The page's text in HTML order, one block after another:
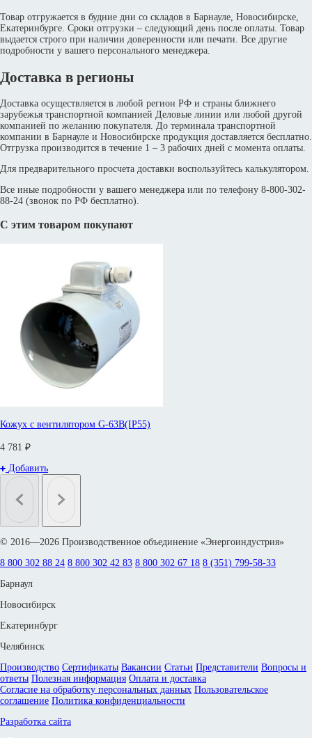
Товар отгружается в будние дни со складов в Барнауле, Новосибирске,
Екатеринбурге. Сроки отгрузки – следующий день после оплаты. Товар
выдается строго при наличии доверенности или печати. Все другие
подробности у вашего персонального менеджера.
Доставка в регионы
Доставка осуществляется в любой регион РФ и страны ближнего
зарубежья транспортной компанией Деловые линии или любой другой
компанией по желанию покупателя. До терминала транспортной
компании в Барнауле и Новосибирске продукция доставляется бесплатно.
Отгрузка производится в течение 1 – 3 рабочих дней с момента оплаты.
Для предварительного просчета доставки воспользуйтесь калькулятором.
Все иные подробности у вашего менеджера или по телефону 8-800-302-
88-24 (звонок по РФ бесплатно).
С этим товаром покупают
Кожух с вентилятором G-63B(IP55)
4 781 ₽
Добавить
© 2016—2026 Производственное объединение «Энергоиндустрия»
8 800 302 88 24 8 800 302 42 83 8 800 302 67 18 8 (351) 799-58-33
Барнаул
Новосибирск
Екатеринбург
Челябинск
Производство Сертификаты Вакансии Статьи Представители Вопросы и
ответы Полезная информация Оплата и доставка
Согласие на обработку персональных данных Пользовательское
соглашение Политика конфиденциальности
Разработка сайта